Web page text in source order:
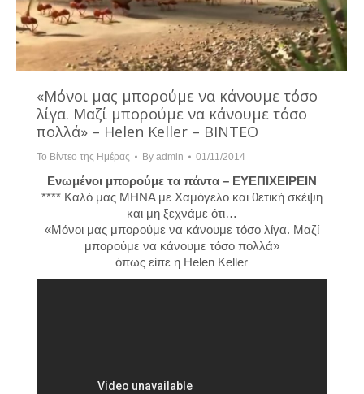
«Μόνοι μας μπορούμε να κάνουμε τόσο
λίγα. Μαζί μπορούμε να κάνουμε τόσο
πολλά» – Helen Keller – ΒΙΝΤΕΟ
Το Βίντεο της Ημέρας By admin 01/11/2014
Ενωμένοι μπορούμε τα πάντα – ΕΥΕΠΙΧΕΙΡΕΙΝ
**** Καλό μας ΜΗΝΑ με Χαμόγελο και θετική σκέψη
και μη ξεχνάμε ότι…
«Μόνοι μας μπορούμε να κάνουμε τόσο λίγα. Μαζί
μπορούμε να κάνουμε τόσο πολλά»
όπως είπε η Helen Keller